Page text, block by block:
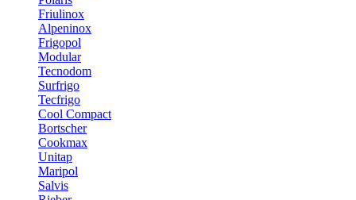
Friulinox
Alpeninox
Frigopol
Modular
Tecnodom
Surfrigo
Tecfrigo
Cool Compact
Bortscher
Cookmax
Unitap
Maripol
Salvis